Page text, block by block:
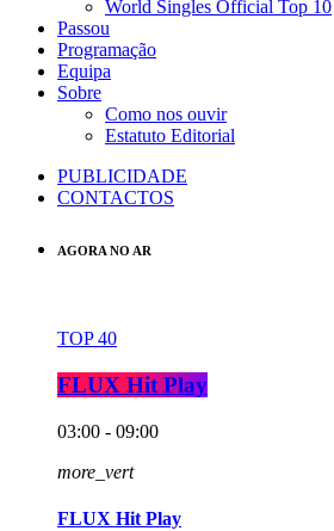
World Singles Official Top 10
Passou
Programação
Equipa
Sobre
Como nos ouvir
Estatuto Editorial
PUBLICIDADE
CONTACTOS
AGORA NO AR
TOP 40
FLUX Hit Play
03:00 - 09:00
more_vert
FLUX Hit Play